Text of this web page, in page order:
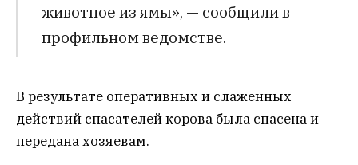
животное из ямы», — сообщили в
профильном ведомстве.
В результате оперативных и слаженных
действий спасателей корова была спасена и
передана хозяевам.